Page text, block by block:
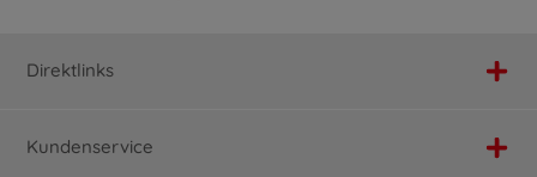
Direktlinks
Kundenservice